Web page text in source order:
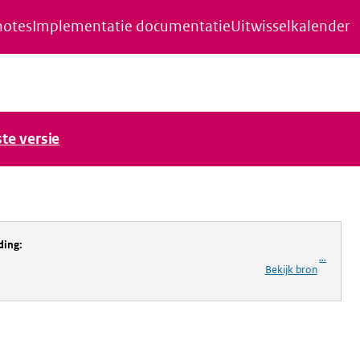
Implementatie documentatieUitwisselkalender
versie
:
Bekijk bron
...